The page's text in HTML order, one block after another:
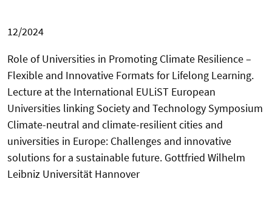
12/2024
Role of Universities in Promoting Climate Resilience –
Flexible and Innovative Formats for Lifelong Learning.
Lecture at the International EULiST European
Universities linking Society and Technology Symposium
Climate-neutral and climate-resilient cities and
universities in Europe: Challenges and innovative
solutions for a sustainable future. Gottfried Wilhelm
Leibniz Universität Hannover